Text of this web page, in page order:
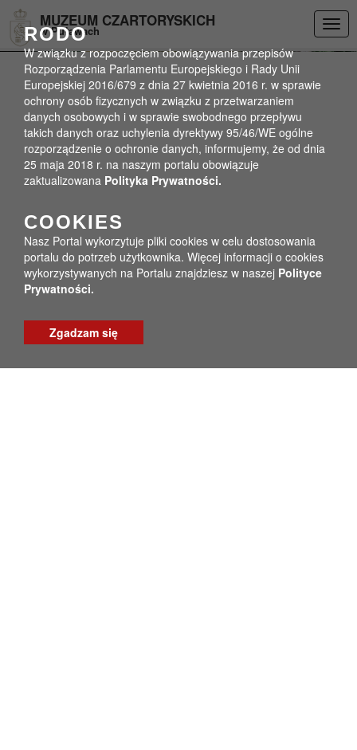
DEKLARACJA DOSTĘPNOŚCI
MUZEUM CZARTORYSKICH
w Puławach
RODO
W związku z rozpoczęciem obowiązywania przepisów
Rozporządzenia Parlamentu Europejskiego i Rady Unii
Europejskiej 2016/679 z dnia 27 kwietnia 2016 r. w sprawie
ochrony osób fizycznych w związku z przetwarzaniem
danych osobowych i w sprawie swobodnego przepływu
takich danych oraz uchylenia dyrektywy 95/46/WE ogólne
rozporządzenie o ochronie danych, informujemy, że od dnia
25 maja 2018 r. na naszym portalu obowiązuje
zaktualizowana Polityka Prywatności.
COOKIES
Nasz Portal wykorzytuje pliki cookies w celu dostosowania
portalu do potrzeb użytkownika. Więcej informacji o cookies
wykorzystywanych na Portalu znajdziesz w naszej Polityce
Prywatności.
Zgadzam się